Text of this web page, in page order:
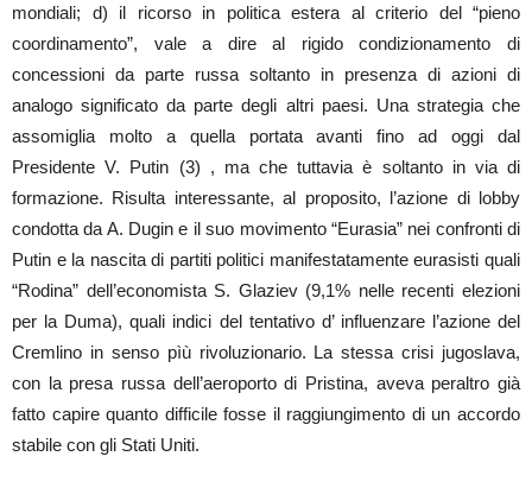
mondiali; d) il ricorso in politica estera al criterio del “pieno
coordinamento”, vale a dire al rigido condizionamento di
concessioni da parte russa soltanto in presenza di azioni di
analogo significato da parte degli altri paesi. Una strategia che
assomiglia molto a quella portata avanti fino ad oggi dal
Presidente V. Putin (3) , ma che tuttavia è soltanto in via di
formazione. Risulta interessante, al proposito, l’azione di lobby
condotta da A. Dugin e il suo movimento “Eurasia” nei confronti di
Putin e la nascita di partiti politici manifestatamente eurasisti quali
“Rodina” dell’economista S. Glaziev (9,1% nelle recenti elezioni
per la Duma), quali indici del tentativo d’ influenzare l’azione del
Cremlino in senso pìù rivoluzionario. La stessa crisi jugoslava,
con la presa russa dell’aeroporto di Pristina, aveva peraltro già
fatto capire quanto difficile fosse il raggiungimento di un accordo
stabile con gli Stati Uniti.